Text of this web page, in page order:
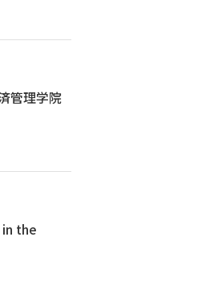
管理学院
the